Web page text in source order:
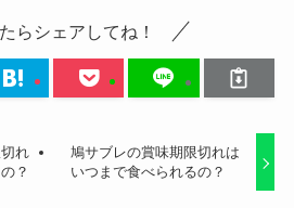
らシェアしてね！
れ
？
鳩サブレの賞味期限切れは
いつまで食べられるの？